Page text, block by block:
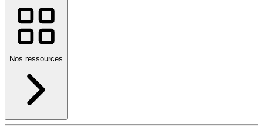
Nos ressources